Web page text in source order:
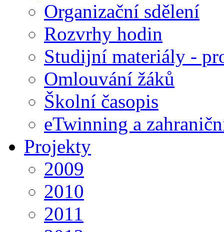
Organizační sdělení
Rozvrhy hodin
Studijní materiály -
Omlouvání žáků
Školní časopis
eTwinning a
Projekty
2009
2010
2011